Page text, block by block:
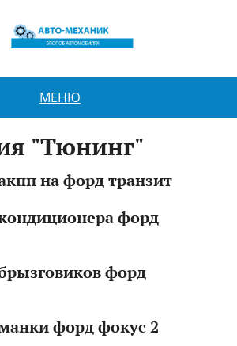
МЕНЮ
"Тюнинг"
на форд транзит
форд
форд
форд фокус 2